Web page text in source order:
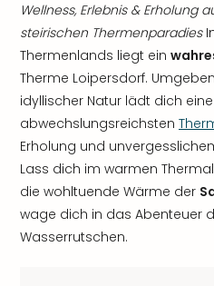
Wellness, Erlebnis & Erholung
steirischen Thermenparadies
Thermenlands liegt ein
Therme Loipersdorf.
idyllischer Natur lädt dich
abwechslungsreichsten
Erholung und
Lass dich im warmen
die wohltuende Wärme der
wage dich in das Abenteuer
Wasserrutschen.